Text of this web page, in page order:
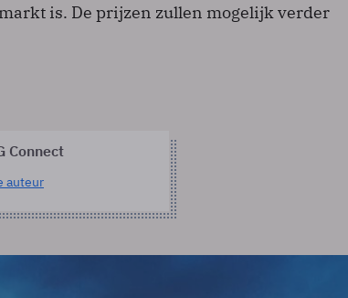
is. De prijzen zullen mogelijk verder
Connect
auteur